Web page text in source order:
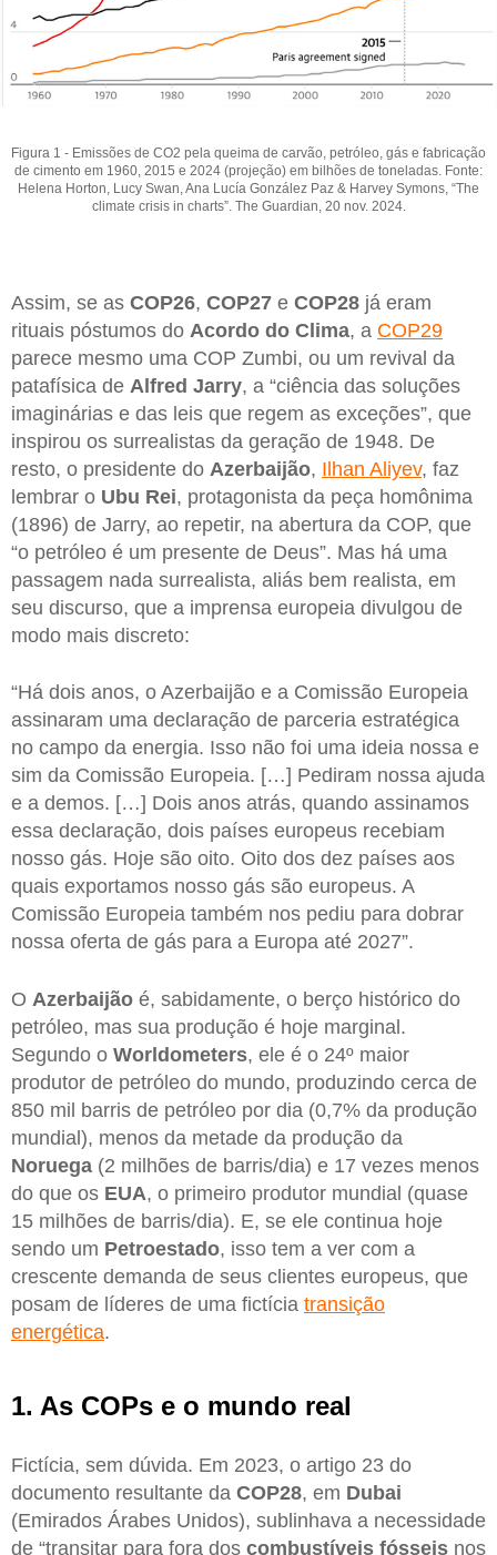
Figura 1 - Emissões de CO2 pela queima de carvão, petróleo, gás e fabricação
de cimento em 1960, 2015 e 2024 (projeção) em bilhões de toneladas. Fonte:
Helena Horton, Lucy Swan, Ana Lucía González Paz & Harvey Symons, “The
climate crisis in charts”. The Guardian, 20 nov. 2024.
Assim, se as COP26, COP27 e COP28 já eram
rituais póstumos do Acordo do Clima, a COP29
parece mesmo uma COP Zumbi, ou um revival da
patafísica de Alfred Jarry, a “ciência das soluções
imaginárias e das leis que regem as exceções”, que
inspirou os surrealistas da geração de 1948. De
resto, o presidente do Azerbaijão, Ilhan Aliyev, faz
lembrar o Ubu Rei, protagonista da peça homônima
(1896) de Jarry, ao repetir, na abertura da COP, que
“o petróleo é um presente de Deus”. Mas há uma
passagem nada surrealista, aliás bem realista, em
seu discurso, que a imprensa europeia divulgou de
modo mais discreto:
“Há dois anos, o Azerbaijão e a Comissão Europeia
assinaram uma declaração de parceria estratégica
no campo da energia. Isso não foi uma ideia nossa e
sim da Comissão Europeia. […] Pediram nossa ajuda
e a demos. […] Dois anos atrás, quando assinamos
essa declaração, dois países europeus recebiam
nosso gás. Hoje são oito. Oito dos dez países aos
quais exportamos nosso gás são europeus. A
Comissão Europeia também nos pediu para dobrar
nossa oferta de gás para a Europa até 2027”.
O Azerbaijão é, sabidamente, o berço histórico do
petróleo, mas sua produção é hoje marginal.
Segundo o Worldometers, ele é o 24º maior
produtor de petróleo do mundo, produzindo cerca de
850 mil barris de petróleo por dia (0,7% da produção
mundial), menos da metade da produção da
Noruega (2 milhões de barris/dia) e 17 vezes menos
do que os EUA, o primeiro produtor mundial (quase
15 milhões de barris/dia). E, se ele continua hoje
sendo um Petroestado, isso tem a ver com a
crescente demanda de seus clientes europeus, que
posam de líderes de uma fictícia transição
energética.
1. As COPs e o mundo real
Fictícia, sem dúvida. Em 2023, o artigo 23 do
documento resultante da COP28, em Dubai
(Emirados Árabes Unidos), sublinhava a necessidade
de “transitar para fora dos combustíveis fósseis nos